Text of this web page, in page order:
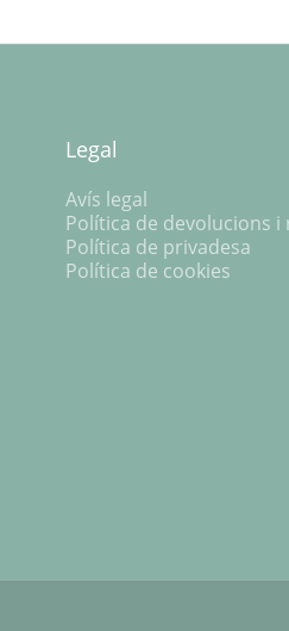
Legal
Avís legal
Política de devolucions
Política de privadesa
Política de cookies